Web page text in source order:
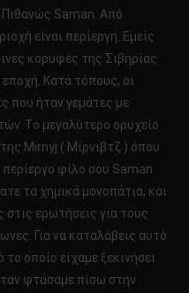
Πιθανώς Saman. Από
είναι περίεργη. Εμείς
κορυφές της Σιβηρίας
Κατά τόπους, οι
που ήταν γεμάτες με
Το μεγαλύτερο ορυχείο
Mirnyj ( Μίρνιβτζ ) όπου
περίεργο φίλο σου Saman
τα χημικά μονοπάτια, και
στις ερωτήσεις για τους
Για να καταλάβεις αυτό
οποίο είχαμε ξεκινήσει
φτάσαμε πίσω στην